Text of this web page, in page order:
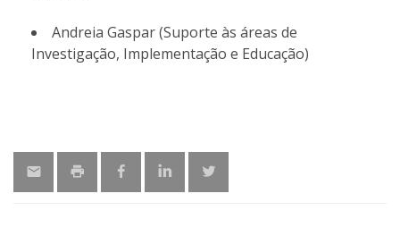
Andreia Gaspar (Suporte às áreas de
Investigação, Implementação e Educação)